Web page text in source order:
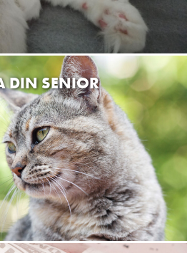
DIN SENIOR